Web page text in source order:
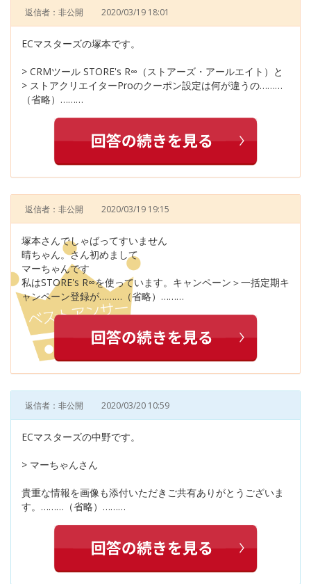
返信者：非公開 2020/03/19 18:01
ECマスターズの塚本です。
> CRMツール STORE's R∞（ストアーズ・アールエイト）と
> ストアクリエイターProのクーポン設定は何が違うの………
（省略）………
返信者：非公開 2020/03/19 19:15
塚本さんでしゃばってすいません
晴ちゃん。さん初めまして
マーちゃんです
私はSTORE's R∞を使っています。キャンペーン＞一括定期キ
ャンペーン登録が………（省略）………
返信者：非公開 2020/03/20 10:59
ECマスターズの中野です。
> マーちゃんさん
貴重な情報を画像も添付いただきご共有ありがとうございま
す。………（省略）………